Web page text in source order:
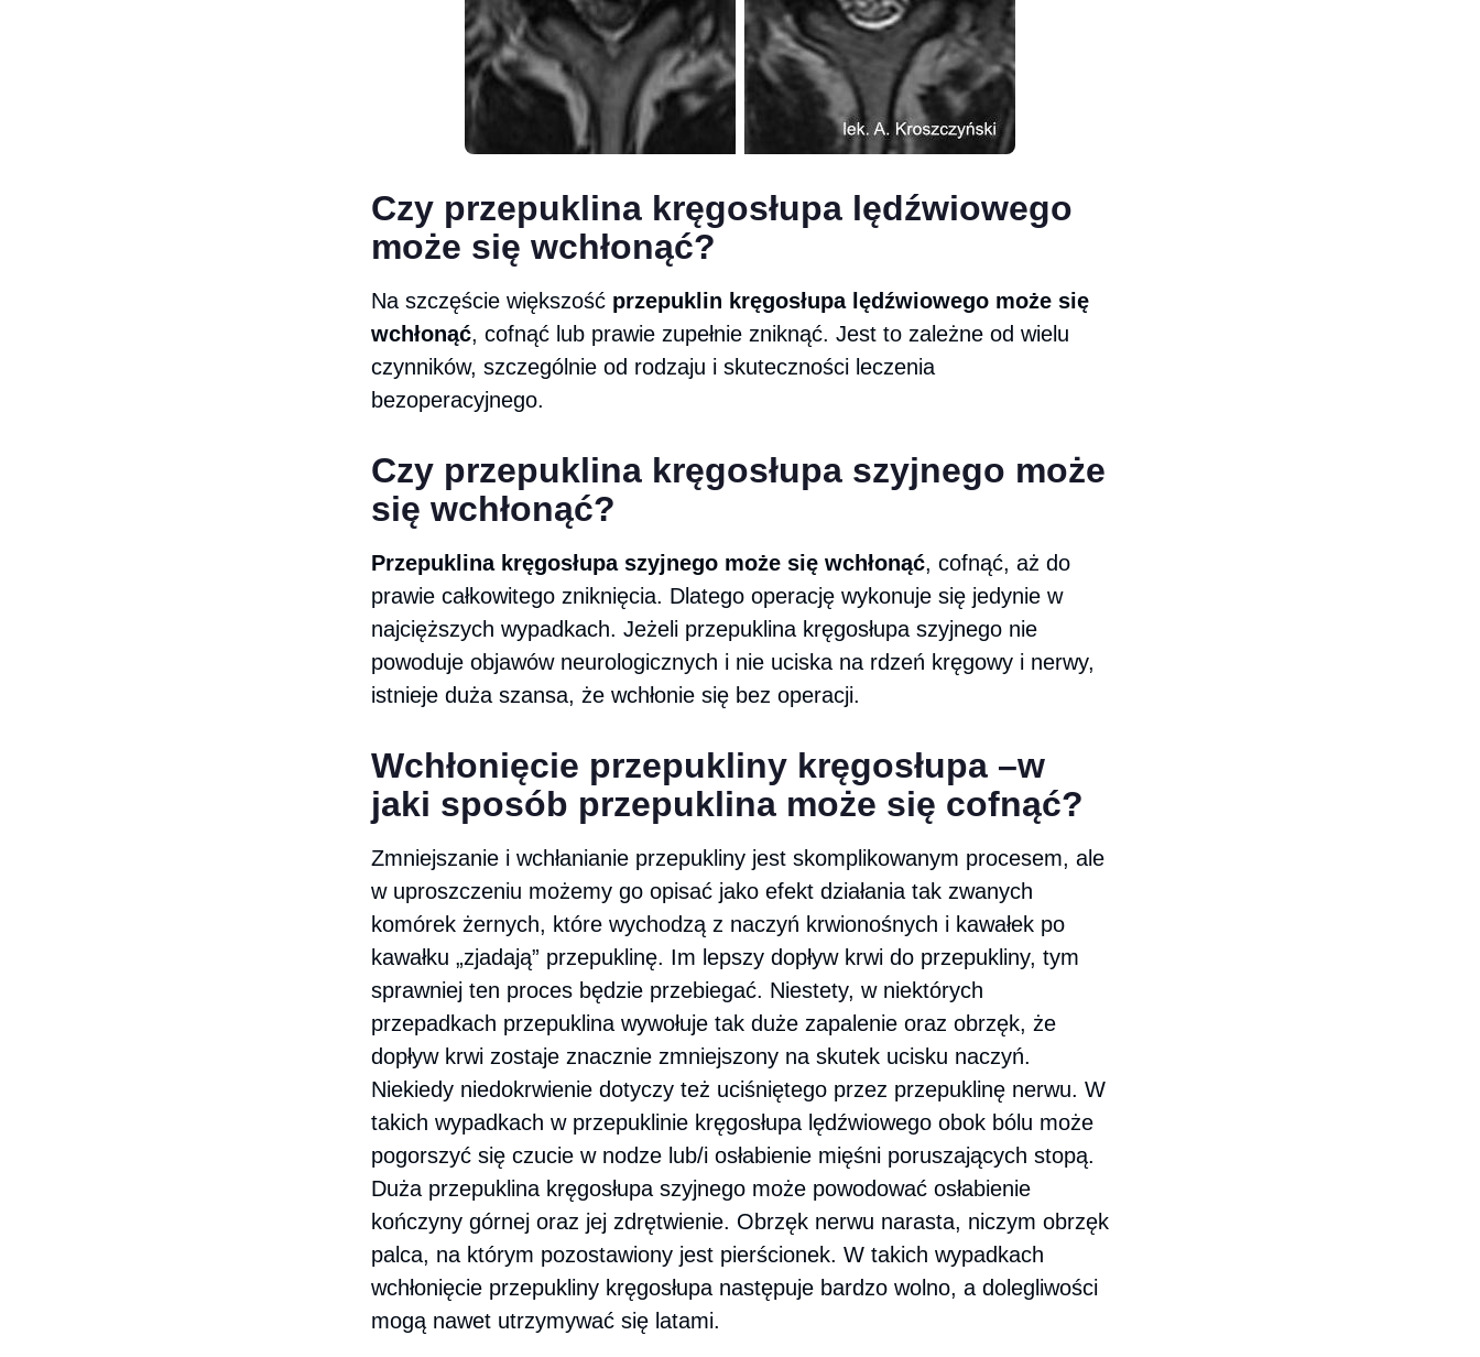
Czy przepuklina kręgosłupa lędźwiowego
może się wchłonąć?
Na szczęście większość przepuklin kręgosłupa lędźwiowego może się
wchłonąć, cofnąć lub prawie zupełnie zniknąć. Jest to zależne od wielu
czynników, szczególnie od rodzaju i skuteczności leczenia
bezoperacyjnego.
Czy przepuklina kręgosłupa szyjnego może
się wchłonąć?
Przepuklina kręgosłupa szyjnego może się wchłonąć, cofnąć, aż do
prawie całkowitego zniknięcia. Dlatego operację wykonuje się jedynie w
najcięższych wypadkach. Jeżeli przepuklina kręgosłupa szyjnego nie
powoduje objawów neurologicznych i nie uciska na rdzeń kręgowy i nerwy,
istnieje duża szansa, że wchłonie się bez operacji.
Wchłonięcie przepukliny kręgosłupa –w
jaki sposób przepuklina może się cofnąć?
Zmniejszanie i wchłanianie przepukliny jest skomplikowanym procesem, ale
w uproszczeniu możemy go opisać jako efekt działania tak zwanych
komórek żernych, które wychodzą z naczyń krwionośnych i kawałek po
kawałku „zjadają” przepuklinę. Im lepszy dopływ krwi do przepukliny, tym
sprawniej ten proces będzie przebiegać. Niestety, w niektórych
przepadkach przepuklina wywołuje tak duże zapalenie oraz obrzęk, że
dopływ krwi zostaje znacznie zmniejszony na skutek ucisku naczyń.
Niekiedy niedokrwienie dotyczy też uciśniętego przez przepuklinę nerwu. W
takich wypadkach w przepuklinie kręgosłupa lędźwiowego obok bólu może
pogorszyć się czucie w nodze lub/i osłabienie mięśni poruszających stopą.
Duża przepuklina kręgosłupa szyjnego może powodować osłabienie
kończyny górnej oraz jej zdrętwienie. Obrzęk nerwu narasta, niczym obrzęk
palca, na którym pozostawiony jest pierścionek. W takich wypadkach
wchłonięcie przepukliny kręgosłupa następuje bardzo wolno, a dolegliwości
mogą nawet utrzymywać się latami.